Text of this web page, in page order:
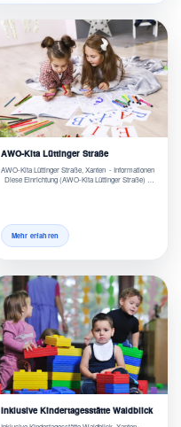
AWO-Kita Lüttinger Straße
AWO-Kita Lüttinger Straße, Xanten - Informationen
Diese Einrichtung (AWO-Kita Lüttinger Straße) …
Mehr erfahren
Inklusive Kindertagesstätte Waldblick